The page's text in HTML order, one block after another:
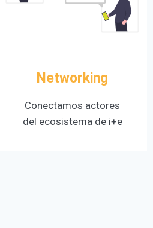
Networking
Conectamos actores
del ecosistema de i+e